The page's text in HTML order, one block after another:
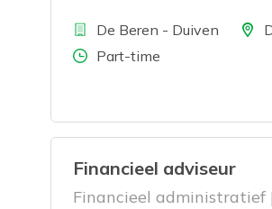
BedrijfDe Beren - Duiven Locatie
Aantal uren
Part-time
Financieel adviseur
Financieel administratief